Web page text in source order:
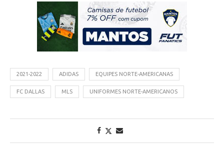
2021-2022 ADIDAS EQUIPES NORTE-AMERICANAS
FC DALLAS MLS UNIFORMES NORTE-AMERICANOS